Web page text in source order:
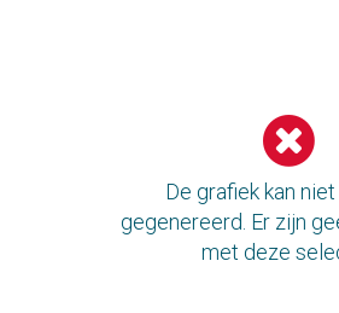
De grafiek kan
gegenereerd. Er zijn
met deze